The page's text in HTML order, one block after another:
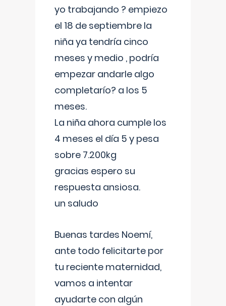
yo trabajando ? empiezo
el 18 de septiembre la
niña ya tendría cinco
meses y medio , podría
empezar andarle algo
completarío? a los 5
meses.
La niña ahora cumple los
4 meses el día 5 y pesa
sobre 7.200kg
gracias espero su
respuesta ansiosa.
un saludo
Buenas tardes Noemí,
ante todo felicitarte por
tu reciente maternidad,
vamos a intentar
ayudarte con algún